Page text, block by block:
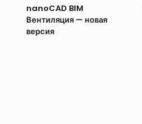
nanoCAD BIM
Вентиляция — новая
версия